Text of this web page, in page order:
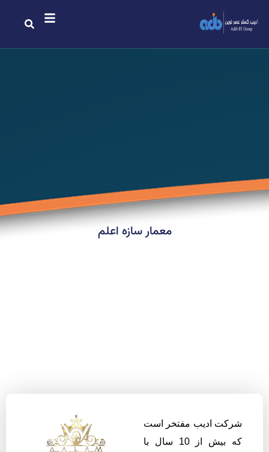
معمار سازه اعلم
شرکت ادیب مفتخر است
که بیش از 10 سال با